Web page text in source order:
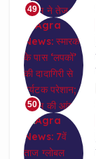
49
50